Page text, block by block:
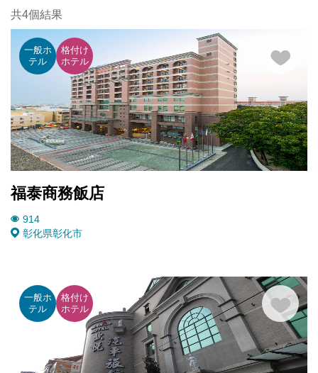
共4個結果
一般ホ
テル
格付け
ホテル
福泰商務飯店
914
彰化県彰化市
一般ホ
テル
格付け
ホテル